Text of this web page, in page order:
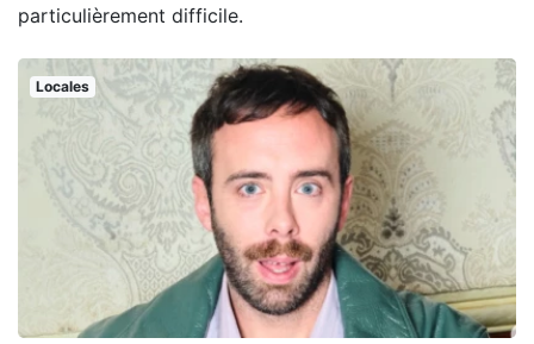
particulièrement difficile.
Locales